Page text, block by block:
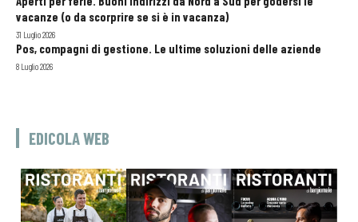
vacanze (o da scorprire se si è in vacanza)
31 Luglio 2026
Pos, compagni di gestione. Le ultime soluzioni delle aziende
8 Luglio 2026
EDICOLA WEB